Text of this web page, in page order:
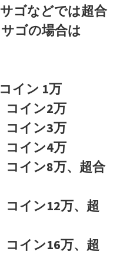
ゴなどでは超合
ゴの場合は
イン 1万
コイン2万
コイン3万
コイン4万
イン8万、超合
イン12万、超
イン16万、超